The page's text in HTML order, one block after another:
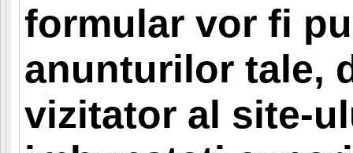
formular vor fi
anunturilor tale,
vizitator al site-